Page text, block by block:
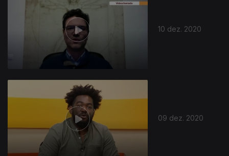
10 dez. 2020
09 dez. 2020